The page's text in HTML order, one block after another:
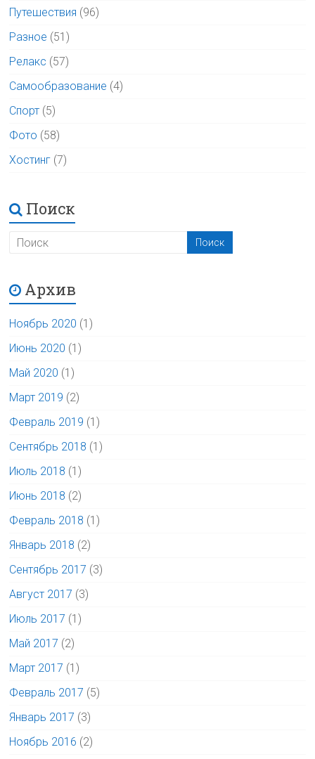
Путешествия (96)
Разное (51)
Релакс (57)
Самообразование (4)
Спорт (5)
Фото (58)
Хостинг (7)
Поиск
Архив
Ноябрь 2020 (1)
Июнь 2020 (1)
Май 2020 (1)
Март 2019 (2)
Февраль 2019 (1)
Сентябрь 2018 (1)
Июль 2018 (1)
Июнь 2018 (2)
Февраль 2018 (1)
Январь 2018 (2)
Сентябрь 2017 (3)
Август 2017 (3)
Июль 2017 (1)
Май 2017 (2)
Март 2017 (1)
Февраль 2017 (5)
Январь 2017 (3)
Ноябрь 2016 (2)